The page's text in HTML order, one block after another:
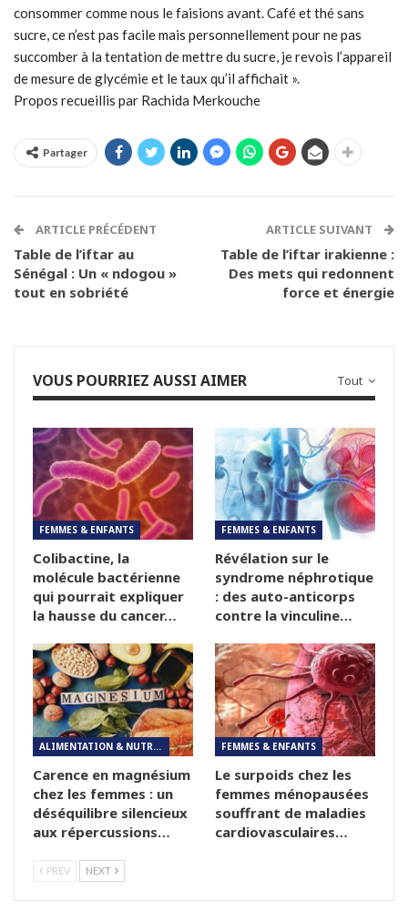
consommer comme nous le faisions avant. Café et thé sans
sucre, ce n’est pas facile mais personnellement pour ne pas
succomber à la tentation de mettre du sucre, je revois l’appareil
de mesure de glycémie et le taux qu’il affichait ».
Propos recueillis par Rachida Merkouche
Partager
ARTICLE PRÉCÉDENT
Table de l’iftar au
Sénégal : Un « ndogou »
tout en sobriété
ARTICLE SUIVANT
Table de l’iftar irakienne :
Des mets qui redonnent
force et énergie
Tout
VOUS POURRIEZ AUSSI AIMER
FEMMES & ENFANTS
Colibactine, la
molécule bactérienne
qui pourrait expliquer
la hausse du cancer…
FEMMES & ENFANTS
Révélation sur le
syndrome néphrotique
: des auto-anticorps
contre la vinculine…
ALIMENTATION & NUTRITION
Carence en magnésium
chez les femmes : un
déséquilibre silencieux
aux répercussions…
FEMMES & ENFANTS
Le surpoids chez les
femmes ménopausées
souffrant de maladies
cardiovasculaires…
PREV NEXT